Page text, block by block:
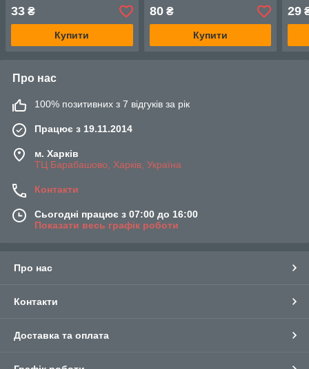
33 ₴
Купити
80₴
Купити
29
Про нас
100% позитивних з 7 відгуків за рік
Працює з 19.11.2014
м. Харків
ТЦ Барабашово, Харків, Україна
Контакти
Сьогодні працює з 07:00 до 16:00
Показати весь графік роботи
Про нас
Контакти
Доставка та оплата